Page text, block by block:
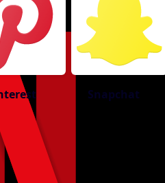
Snapchat